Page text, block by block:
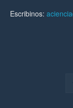
Escribinos: